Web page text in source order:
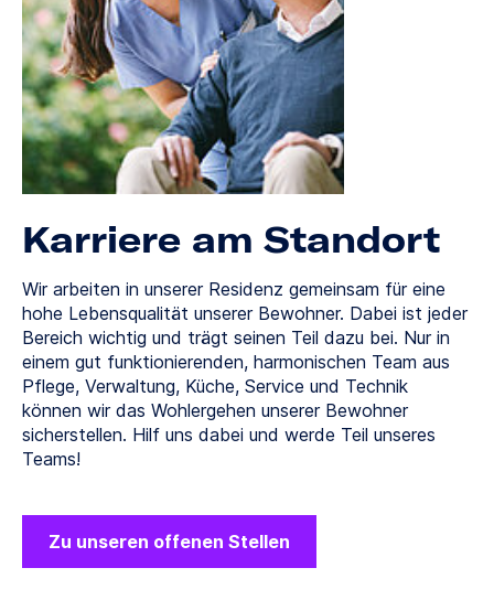
Karriere am Standort
Wir arbeiten in unserer Residenz gemeinsam für eine
hohe Lebensqualität unserer Bewohner. Dabei ist jeder
Bereich wichtig und trägt seinen Teil dazu bei. Nur in
einem gut funktionierenden, harmonischen Team aus
Pflege, Verwaltung, Küche, Service und Technik
können wir das Wohlergehen unserer Bewohner
sicherstellen. Hilf uns dabei und werde Teil unseres
Teams!
Zu unseren offenen Stellen